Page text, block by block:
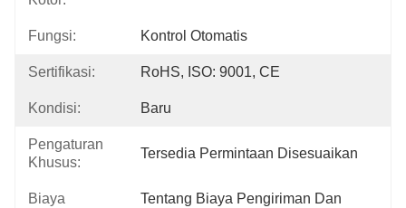
Fungsi: Kontrol Otomatis
Sertifikasi: RoHS, ISO: 9001, CE
Kondisi: Baru
Pengaturan
Khusus:
Tersedia Permintaan Disesuaikan
Biaya
Tentang Biaya Pengiriman Dan